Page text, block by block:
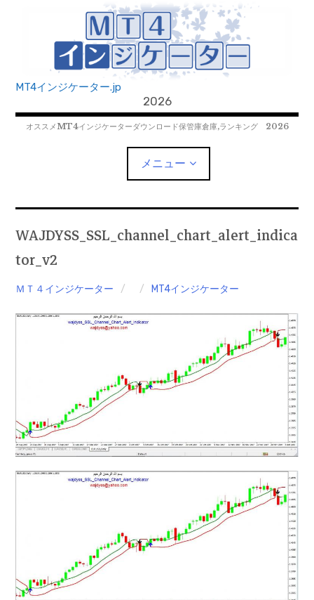
MT4インジケーター.jp
2026
オススメMT4インジケーターダウンロード保管庫倉庫,ランキング 2026
メニュー
MT5EAﾀﾞｳﾝﾛｰﾄﾞ
MT5インジケーター
mqファイルをexファイルにする方法
WAJDYSS_SSL_channel_chart_alert_indica
tor_v2
ＭＴ４インジケーター MT4インジケーター